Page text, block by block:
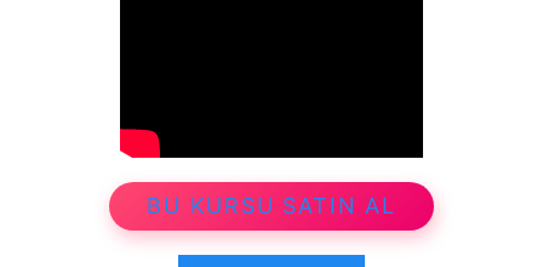
BU KURSU SATIN AL